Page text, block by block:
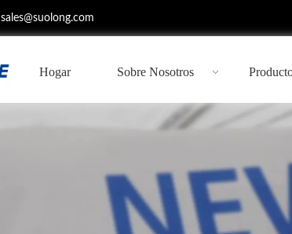
sales@suolong.com
Hogar Sobre Nosotros